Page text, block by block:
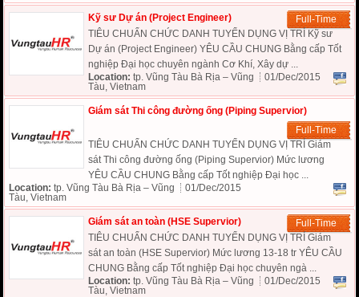
Kỹ sư Dự án (Project Engineer)
Full-Time
TIÊU CHUẨN CHỨC DANH TUYỂN DỤNG VỊ TRÍ Kỹ sư
Dự án (Project Engineer) YÊU CẦU CHUNG Bằng cấp Tốt
nghiệp Đại học chuyên ngành Cơ Khí, Xây dự ...
Location: tp. Vũng Tàu Bà Rịa – Vũng
Tàu, Vietnam
01/Dec/2015
Giám sát Thi công đường ống (Piping Supervior)
Full-Time
TIÊU CHUẨN CHỨC DANH TUYỂN DỤNG VỊ TRÍ Giám
sát Thi công đường ống (Piping Supervior) Mức lương
YÊU CẦU CHUNG Bằng cấp Tốt nghiệp Đại học ...
Location: tp. Vũng Tàu Bà Rịa – Vũng
Tàu, Vietnam
01/Dec/2015
Giám sát an toàn (HSE Supervior)
Full-Time
TIÊU CHUẨN CHỨC DANH TUYỂN DỤNG VỊ TRÍ Giám
sát an toàn (HSE Supervior) Mức lương 13-18 tr YÊU CẦU
CHUNG Bằng cấp Tốt nghiệp Đại học chuyên ngà ...
Location: tp. Vũng Tàu Bà Rịa – Vũng
Tàu, Vietnam
01/Dec/2015